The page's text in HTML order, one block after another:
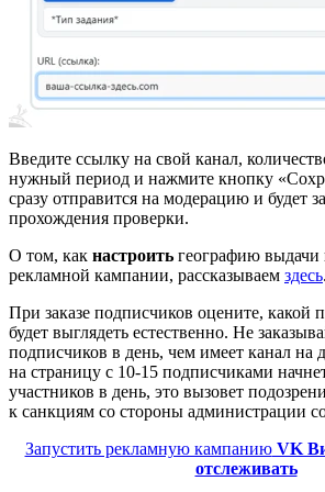
Введите ссылку на свой канал,
нужный период и нажмите кнопку
сразу отправится на модерацию и будет
прохождения проверки.
О том, как настроить географию выдачи
рекламной кампании, рассказываем здесь.
При заказе подписчиков оцените, какой
будет выглядеть естественно. Не
подписчиков в день, чем имеет канал на
на страницу с 10-15 подписчиками
участников в день, это вызовет
к санкциям со стороны администрации
Запустить рекламную кампаниюVK
отслеживать